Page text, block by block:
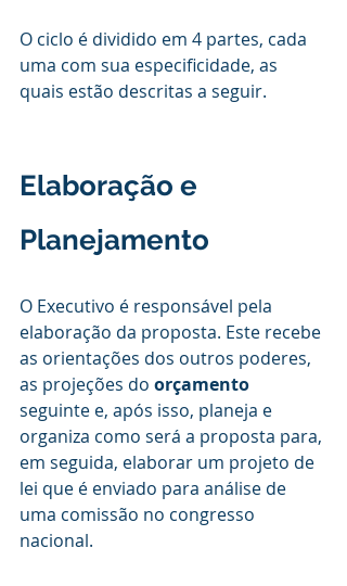
O ciclo é dividido em 4 partes, cada
uma com sua especificidade, as
quais estão descritas a seguir.
Elaboração e
Planejamento
O Executivo é responsável pela
elaboração da proposta. Este recebe
as orientações dos outros poderes,
as projeções do orçamento
seguinte e, após isso, planeja e
organiza como será a proposta para,
em seguida, elaborar um projeto de
lei que é enviado para análise de
uma comissão no congresso
nacional.